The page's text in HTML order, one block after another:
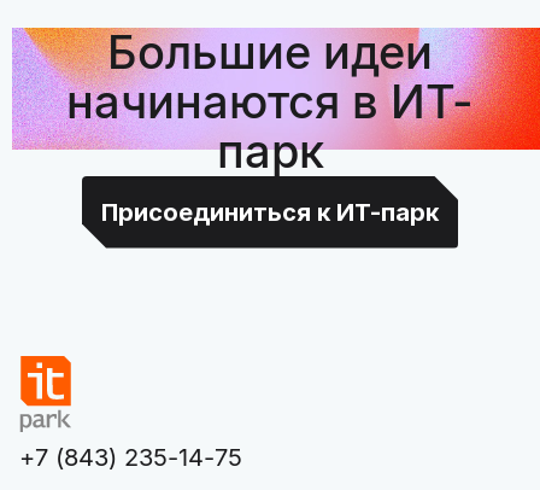
Большие идеи
начинаются в ИТ-
парк
Присоединиться к ИТ-парк
+7 (843) 235-14-75